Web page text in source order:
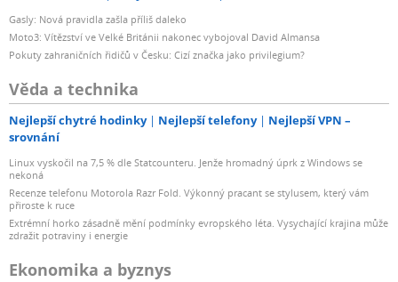
Gasly: Nová pravidla zašla příliš daleko
Moto3: Vítězství ve Velké Británii nakonec vybojoval David Almansa
Pokuty zahraničních řidičů v Česku: Cizí značka jako privilegium?
Věda a technika
Nejlepší chytré hodinky Nejlepší telefony
Nejlepší VPN –
srovnání
Linux vyskočil na 7,5 % dle Statcounteru. Jenže hromadný úprk z Windows se
nekoná
Recenze telefonu Motorola Razr Fold. Výkonný pracant se stylusem, který vám
přiroste k ruce
Extrémní horko zásadně mění podmínky evropského léta. Vysychající krajina může
zdražit potraviny i energie
Ekonomika a byznys